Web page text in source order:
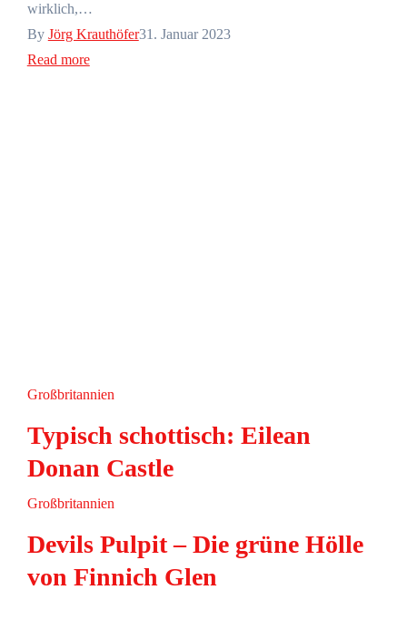
wirklich,…
By Jörg Krauthöfer31. Januar 2023
Read more
Großbritannien
Typisch schottisch: Eilean
Donan Castle
Großbritannien
Devils Pulpit – Die grüne Hölle
von Finnich Glen